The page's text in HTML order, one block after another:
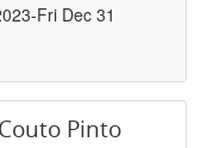
Fri Dec 31
Pinto